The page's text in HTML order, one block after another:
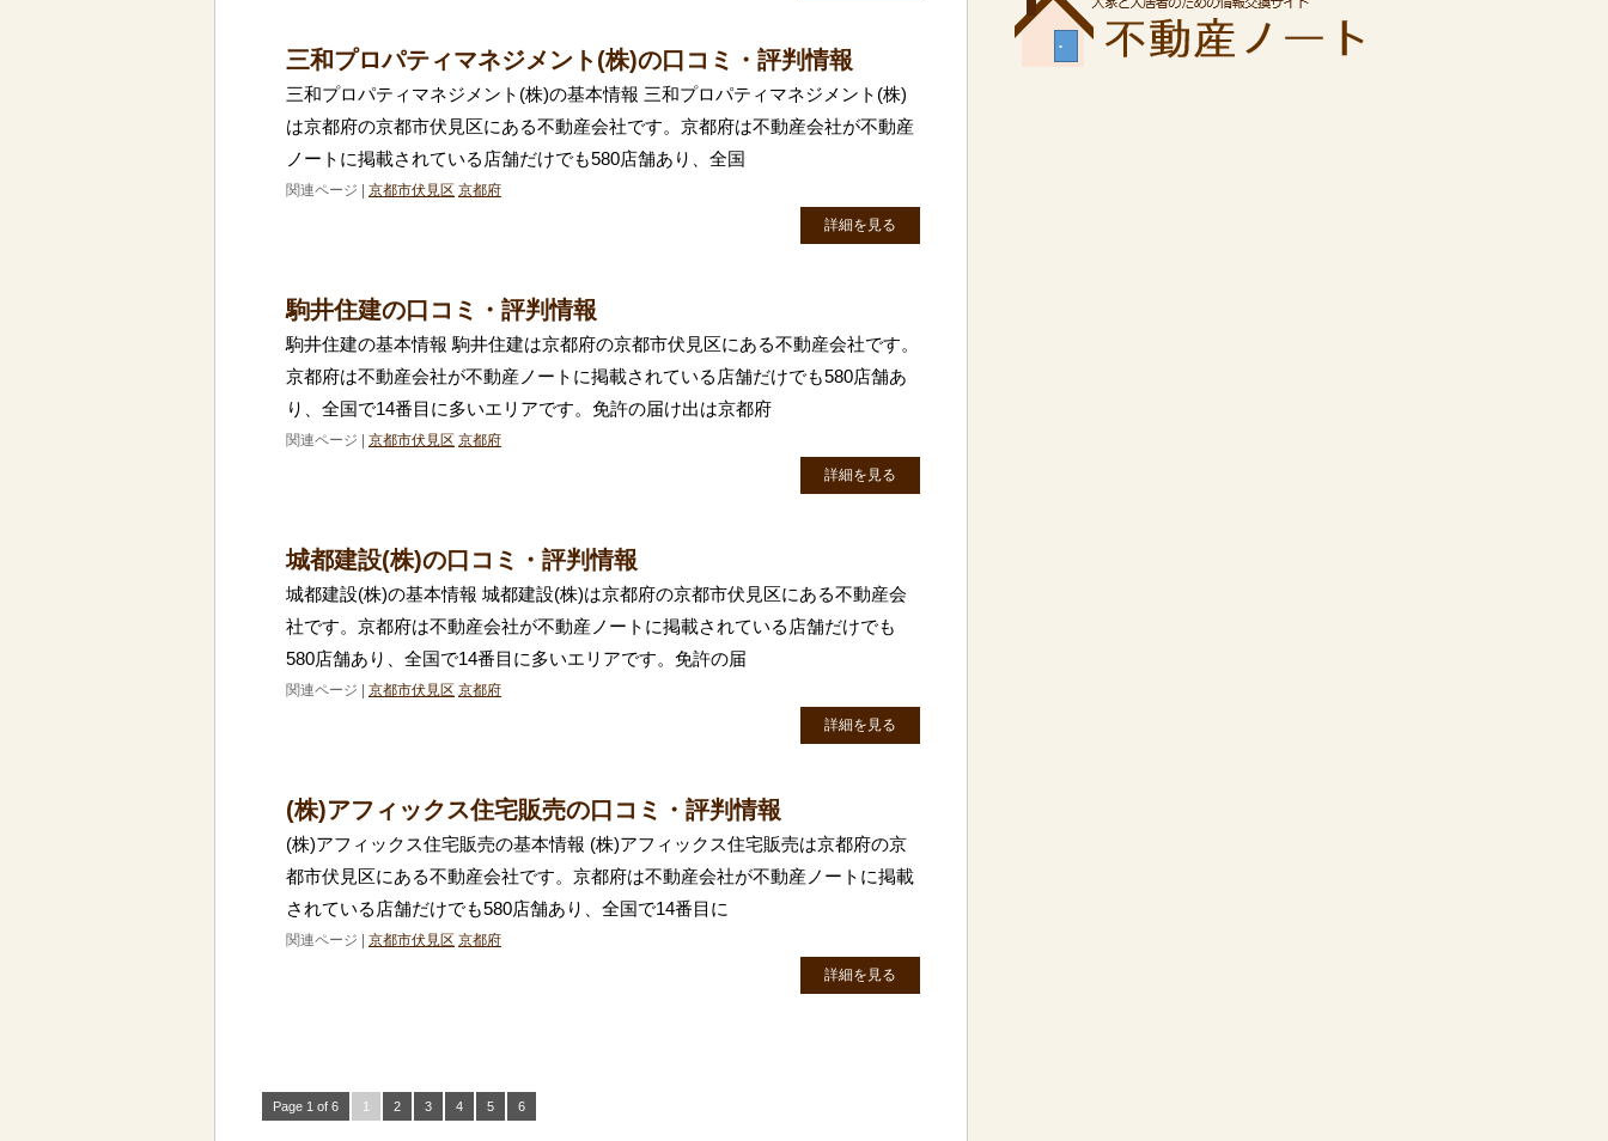
三和プロパティマネジメント(株)の口コミ・評判情報
三和プロパティマネジメント(株)の基本情報 三和プロパティマネジメント(株)
は京都府の京都市伏見区にある不動産会社です。京都府は不動産会社が不動産
ノートに掲載されている店舗だけでも580店舗あり、全国
関連ページ | 京都市伏見区 京都府
詳細を見る
駒井住建の口コミ・評判情報
駒井住建の基本情報 駒井住建は京都府の京都市伏見区にある不動産会社です。
京都府は不動産会社が不動産ノートに掲載されている店舗だけでも580店舗あ
り、全国で14番目に多いエリアです。免許の届け出は京都府
関連ページ | 京都市伏見区 京都府
詳細を見る
城都建設(株)の口コミ・評判情報
城都建設(株)の基本情報 城都建設(株)は京都府の京都市伏見区にある不動産会
社です。京都府は不動産会社が不動産ノートに掲載されている店舗だけでも
580店舗あり、全国で14番目に多いエリアです。免許の届
関連ページ | 京都市伏見区 京都府
詳細を見る
(株)アフィックス住宅販売の口コミ・評判情報
(株)アフィックス住宅販売の基本情報 (株)アフィックス住宅販売は京都府の京
都市伏見区にある不動産会社です。京都府は不動産会社が不動産ノートに掲載
されている店舗だけでも580店舗あり、全国で14番目に
関連ページ | 京都市伏見区 京都府
詳細を見る
Page 1 of 6 1 2 3 4 5 6